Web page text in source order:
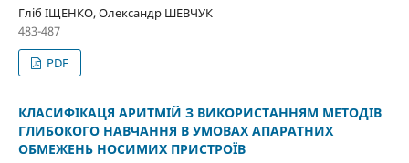
Гліб ІЩЕНКО, Олександр ШЕВЧУК
483-487
PDF
КЛАСИФІКАЦЯ АРИТМІЙ З ВИКОРИСТАННЯМ МЕТОДІВ
ГЛИБОКОГО НАВЧАННЯ В УМОВАХ АПАРАТНИХ
ОБМЕЖЕНЬ НОСИМИХ ПРИСТРОЇВ